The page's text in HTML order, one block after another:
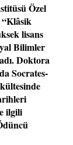
Özel
“Klâsik
lisans
Bilimler
Doktora
Socrates-
ilgili